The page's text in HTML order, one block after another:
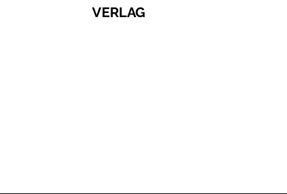
VERLAG